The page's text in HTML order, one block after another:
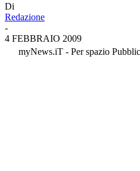
Di
Redazione
-
4 FEBBRAIO 2009
myNews.iT - Per spazio